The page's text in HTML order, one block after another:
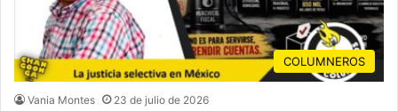
COLUMNEROS
Vania Montes 23 de julio de 2026